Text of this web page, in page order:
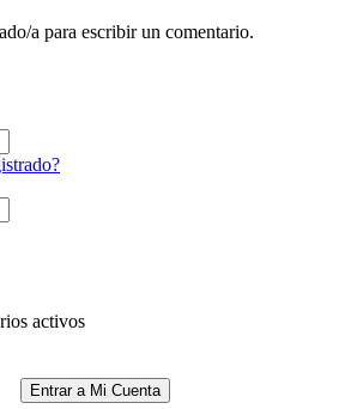
a para escribir un comentario.
activos
Entrar a Mi Cuenta